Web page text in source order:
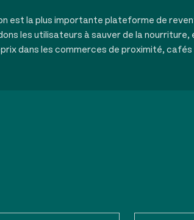
est la plus importante plateforme de
les utilisateurs à sauver de la
dans les commerces de proximité,